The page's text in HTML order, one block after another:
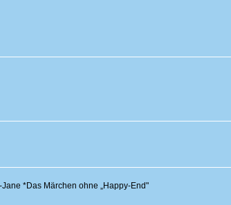
*Das Märchen ohne „Happy-End"